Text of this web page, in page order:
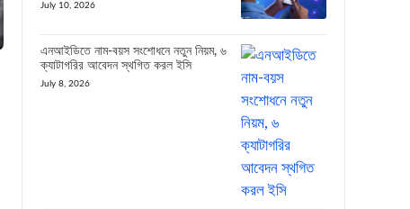
July 10, 2026
এনআইডিতে নাম-বয়স সংশোধনে নতুন নিয়ম, ৬
ক্যাটাগরির আবেদন স্থগিত করল ইসি
July 8, 2026